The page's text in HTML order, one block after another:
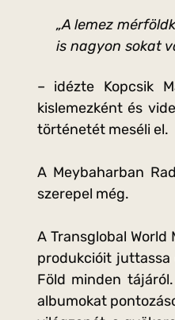
„A lemez
is nagyon sokat
– idézte Kopcsik
kislemezként és
történetét meséli el.
A Meybaharban
szerepel még.
A Transglobal
produkcióit juttassa
Föld minden
albumokat